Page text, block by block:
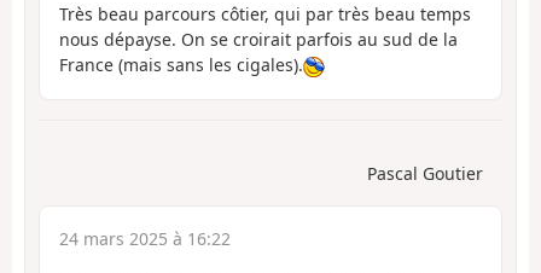
Très beau parcours côtier, qui par très beau temps
nous dépayse. On se croirait parfois au sud de la
France (mais sans les cigales).
Pascal Goutier
24 mars 2025 à 16:22